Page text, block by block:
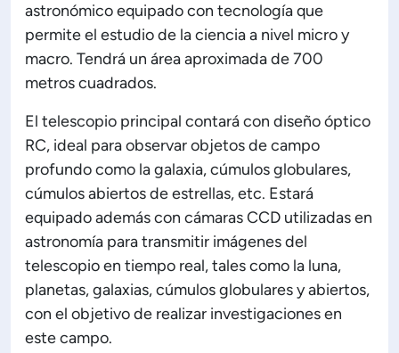
de Administración y Finanzas
Calidad Académica
Políticas institucionales
Acreditaciones
Boletín de noticias
Línea de tiempo
astronómico equipado con tecnología que
permite el estudio de la ciencia a nivel micro y
macro. Tendrá un área aproximada de 700
metros cuadrados.
El telescopio principal contará con diseño óptico
RC, ideal para observar objetos de campo
profundo como la galaxia, cúmulos globulares,
cúmulos abiertos de estrellas, etc. Estará
equipado además con cámaras CCD utilizadas en
astronomía para transmitir imágenes del
telescopio en tiempo real, tales como la luna,
planetas, galaxias, cúmulos globulares y abiertos,
con el objetivo de realizar investigaciones en
este campo.